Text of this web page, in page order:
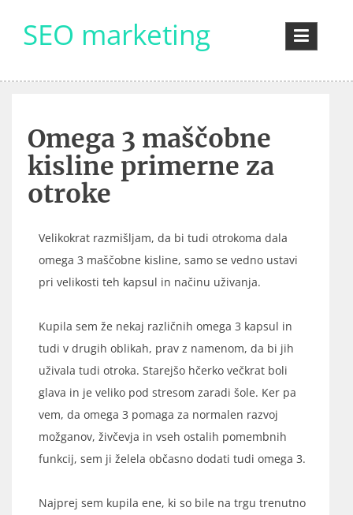
contentSEO marketing
Omega 3 maščobne
kisline primerne za
otroke
Velikokrat razmišljam, da bi tudi otrokoma dala
omega 3 maščobne kisline, samo se vedno ustavi
pri velikosti teh kapsul in načinu uživanja.
Kupila sem že nekaj različnih omega 3 kapsul in
tudi v drugih oblikah, prav z namenom, da bi jih
uživala tudi otroka. Starejšo hčerko večkrat boli
glava in je veliko pod stresom zaradi šole. Ker pa
vem, da omega 3 pomaga za normalen razvoj
možganov, živčevja in vseh ostalih pomembnih
funkcij, sem ji želela občasno dodati tudi omega 3.
Najprej sem kupila ene, ki so bile na trgu trenutno